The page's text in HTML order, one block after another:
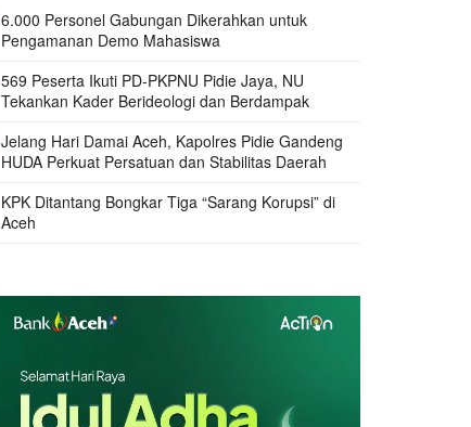
6.000 Personel Gabungan Dikerahkan untuk
Pengamanan Demo Mahasiswa
569 Peserta Ikuti PD-PKPNU Pidie Jaya, NU
Tekankan Kader Berideologi dan Berdampak
Jelang Hari Damai Aceh, Kapolres Pidie Gandeng
HUDA Perkuat Persatuan dan Stabilitas Daerah
KPK Ditantang Bongkar Tiga “Sarang Korupsi” di
Aceh